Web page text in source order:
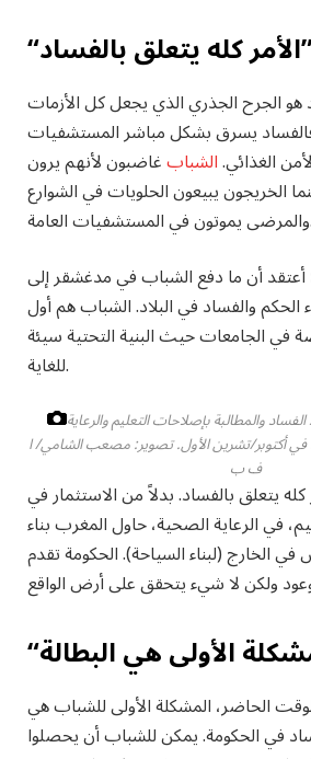
بالفساد”
هو الجرح الجذري الذي يجعل كل الأزمات
يسرق بشكل مباشر المستشفيات
الغذائي.الشبابغاضبون لأنهم يرون
الخريجون يبيعون الحلويات في الشوارع
والمرضى يموتون في المستشفيات العامة.
أعتقد أن ما دفع الشباب في مدغشقر إلى
والفساد في البلاد. الشباب هم أول
في الجامعات حيث البنية التحتية سيئة
للغاية.
والمطالبة بإصلاحات التعليم والرعاية
أكتوبر/تشرين الأول.تصوير: مصعب الشامي/ ا
ف ب
كله يتعلق بالفساد. بدلاً من الاستثمار في
في الرعاية الصحية، حاول المغرب بناء
الخارج (لبناء السياحة). الحكومة تقدم
الحاضر، المشكلة الأولى للشباب هي
في الحكومة. يمكن للشباب أن يحصلوا